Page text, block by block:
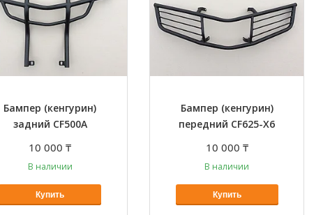
Бампер (кенгурин)
задний CF500A
10 000 ₸
В наличии
Купить
Бампер (кенгурин)
передний CF625-Х6
10 000 ₸
В наличии
Купить